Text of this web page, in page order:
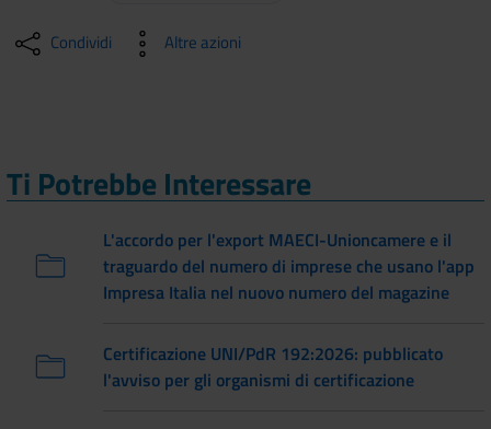
Condividi Altre azioni
Ti Potrebbe Interessare
L'accordo per l'export MAECI-Unioncamere e il
traguardo del numero di imprese che usano l'app
Impresa Italia nel nuovo numero del magazine
Certificazione UNI/PdR 192:2026: pubblicato
l'avviso per gli organismi di certificazione